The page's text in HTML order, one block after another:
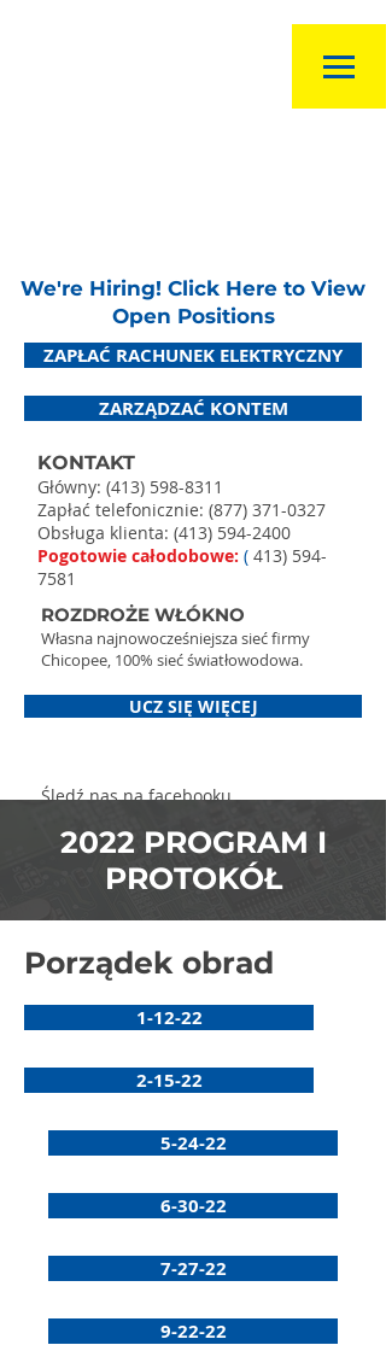
We're Hiring! Click Here to View
Open Positions
ZAPŁAĆ RACHUNEK ELEKTRYCZNY
ZARZĄDZAĆ KONTEM
KONTAKT
Główny: (413) 598-8311
Zapłać telefonicznie: (877) 371-0327
Obsługa klienta: (413) 594-2400
Pogotowie całodobowe: ( 413) 594-
7581
ROZDROŻE WŁÓKNO
Własna najnowocześniejsza sieć firmy
Chicopee, 100% sieć światłowodowa.
UCZ SIĘ WIĘCEJ
Śledź nas na facebooku
2022 PROGRAM I
PROTOKÓŁ
Porządek obrad
1-12-22
2-15-22
5-24-22
6-30-22
7-27-22
9-22-22